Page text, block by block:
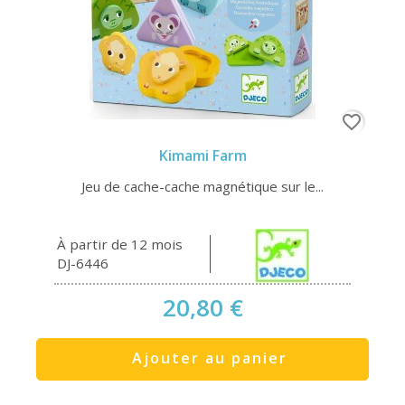
Kimami Farm
Jeu de cache-cache magnétique sur le...
À partir de 12 mois
DJ-6446
20,80 €
Ajouter au panier
favorite_border